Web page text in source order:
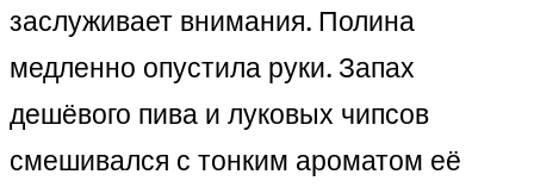
заслуживает внимания. Полина
медленно опустила руки. Запах
дешёвого пива и луковых чипсов
смешивался с тонким ароматом её